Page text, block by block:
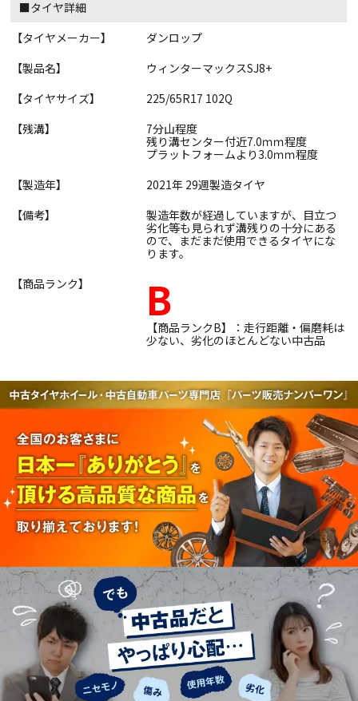
■タイヤ詳細
【タイヤメーカー】
ダンロップ
【製品名】
ウィンターマックスSJ8+
【タイヤサイズ】
225/65R17 102Q
【残溝】
7分山程度
残り溝センター付近7.0ｍｍ程度
プラットフォームより3.0ｍｍ程度
【製造年】
2021年 29週製造タイヤ
【備考】
製造年数が経過していますが、目立つ
劣化等も見られず溝残りの十分にある
ので、まだまだ使用できるタイヤにな
ります。
【商品ランク】
B
【商品ランクB】：走行距離・偏磨耗は
少ない、劣化のほとんどない中古品